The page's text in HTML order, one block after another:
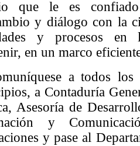
que le es
y diálogo con la
y procesos en
en un marco
a todos
a Contaduría
Asesoría de
y
y pase al